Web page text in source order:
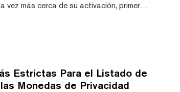
más cerca de su activación, primero
a la red un paso más a permitir
Estrictas Para el Listado de
Monedas de Privacidad